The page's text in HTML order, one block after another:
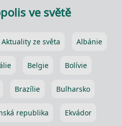
ve světě
Aktuality ze světa Albánie
Belgie Bolívie
Brazílie Bulharsko
republika Ekvádor